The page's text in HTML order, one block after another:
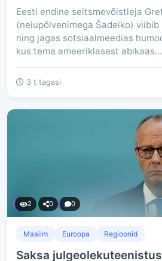
Eesti endine seitsmevõistleja
(neiupõlvenimega Šadeiko) viibib
ning jagas sotsiaalmeedias
kus tema ameeriklasest abikaas...
3 t tagasi
2 0 0
Maailm Euroopa Regioonid
Saksa